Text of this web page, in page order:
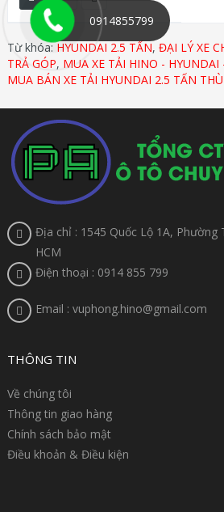
Từ khóa:HYUNDAI 2.5 TẤN, ĐẠI LÝ XE
TRẢ GÓP, MUA XE TẢI HINO - HYUNDAI
MUA BÁN XE TẢI HYUNDAI 2.5 TẤN
Địa chỉ : 1545 Quốc Lộ 1A, Phường
HCM
Điện thoại : 0914 855 799
Email : vuphong.hino@gmail.com
THÔNG TIN
Về chúng tôi
Thông tin giao hàng
Chính sách bảo mật
Điều khoản & Điều kiện
0914855799